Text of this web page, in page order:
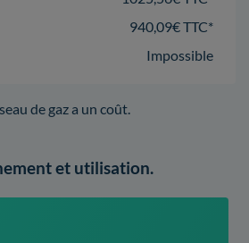
940,09€ TTC*
Impossible
de gaz a un coût.
et utilisation.